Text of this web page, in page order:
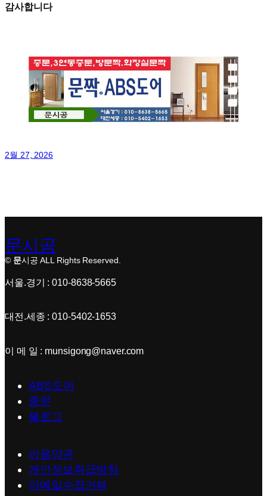
감사합니다
2월 27, 2026
문시공
© 문시공 ALL Rights Reserved.
서울.경기 : 010-8638-5665
대전.세종 : 010-5402-1653
이 메 일 : munsigong@naver.com
ABS도어
중문
블로그
이용약관
개인정보취급방침
이메일수집거부